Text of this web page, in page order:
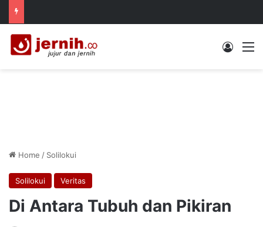
Log In
Home / Solilokui
Solilokui Veritas
Di Antara Tubuh dan Pikiran